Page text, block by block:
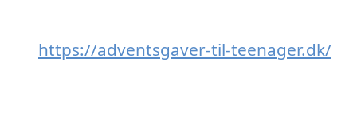
https://adventsgaver-til-teenager.dk/